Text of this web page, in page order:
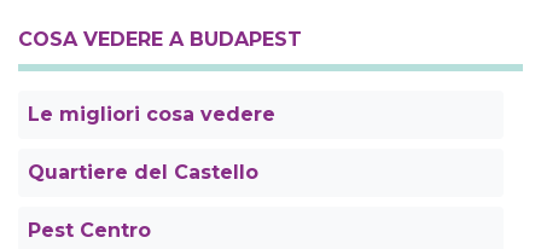
COSA VEDERE A BUDAPEST
Le migliori cosa vedere
Quartiere del Castello
Pest Centro